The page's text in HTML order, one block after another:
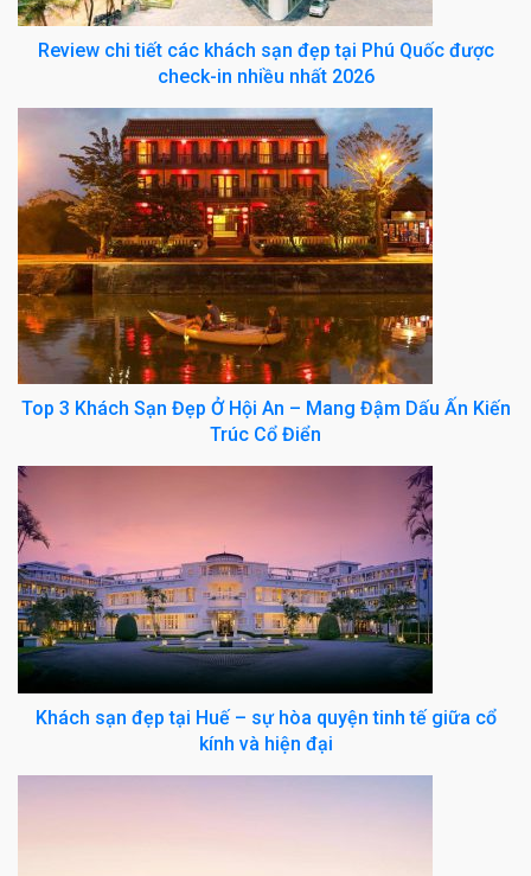
Review chi tiết các khách sạn đẹp tại Phú Quốc được
check-in nhiều nhất 2026
Top 3 Khách Sạn Đẹp Ở Hội An – Mang Đậm Dấu Ấn Kiến
Trúc Cổ Điển
Khách sạn đẹp tại Huế – sự hòa quyện tinh tế giữa cổ
kính và hiện đại